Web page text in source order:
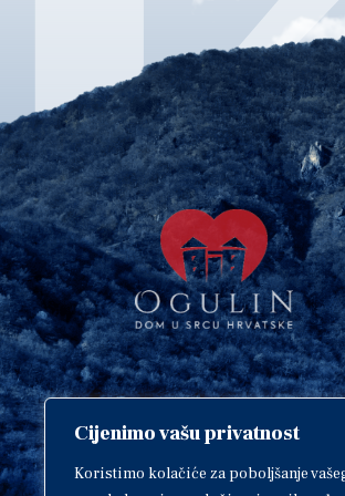
Cijenimo vašu privatnost
Koristimo kolačiće za poboljšanje
Copyright © 2018. Grad
sva prava pridržana.